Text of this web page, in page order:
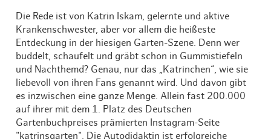
Die Rede ist von Katrin Iskam, gelernte und aktive
Krankenschwester, aber vor allem die heißeste
Entdeckung in der hiesigen Garten-Szene. Denn wer
buddelt, schaufelt und gräbt schon in Gummistiefeln
und Nachthemd? Genau, nur das „Katrinchen“, wie sie
liebevoll von ihren Fans genannt wird. Und davon gibt
es inzwischen eine ganze Menge. Allein fast 200.000
auf ihrer mit dem 1. Platz des Deutschen
Gartenbuchpreises prämierten Instagram-Seite
"katrinsgarten". Die Autodidaktin ist erfolgreiche